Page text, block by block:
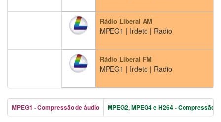
Rádio Liberal AM
MPEG1 | Irdeto | Radio
Rádio Liberal FM
MPEG1 | Irdeto | Radio
MPEG1 - Compressão de áudio MPEG2, MPEG4 e H264 - Compressão